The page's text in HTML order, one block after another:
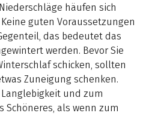
häufen sich
guten Voraussetzungen
das bedeutet das
werden. Bevor Sie
schicken, sollten
Zuneigung schenken.
und zum
Schöneres, als wenn zum